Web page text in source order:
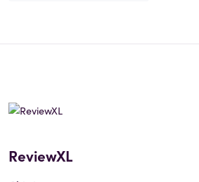
ReviewXL